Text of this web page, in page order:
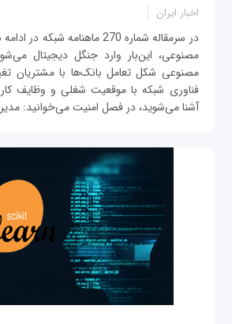
اخبار ایران
در سرمقاله شماره 270 ماهنامه
مصنوعی، این‌بار وارد جنگل دیجیتال
مصنوعی شکل تعامل بانک‌ها با مشتریان
فناوری شبکه با موقعیت شغلی و وظایف
آشنا می‌شوید، در فصل امنیت می‌خوانید: